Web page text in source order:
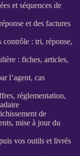
et séquences de
et des factures
contrôle : tri, réponse,
: fiches, articles,
l’agent, cas
réglementation,
de
mise à jour du
vos outils et livrés